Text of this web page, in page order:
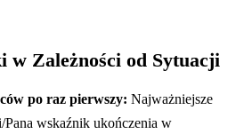
w Zależności od Sytuacji
po raz pierwszy: Najważniejsze
Pana wskaźnik ukończenia w